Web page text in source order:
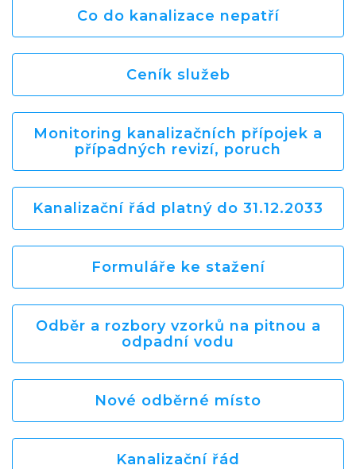
Co do kanalizace nepatří
Ceník služeb
Monitoring kanalizačních přípojek a
případných revizí, poruch
Kanalizační řád platný do 31.12.2033
Formuláře ke stažení
Odběr a rozbory vzorků na pitnou a
odpadní vodu
Nové odběrné místo
Kanalizační řád